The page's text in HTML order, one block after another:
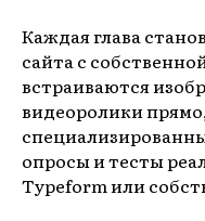
Каждая глава
сайта с
встраиваются
видеоролики
опросы и тесты
Typeform или